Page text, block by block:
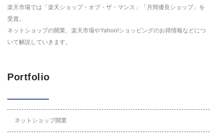
楽天市場では「楽天ショップ・オブ・ザ・マンス」「月間優良ショップ」を
受賞。
ネットショップの開業、楽天市場やYahoo!ショッピングのお得情報などにつ
いて解説していきます。
Portfolio
ネットショップ開業